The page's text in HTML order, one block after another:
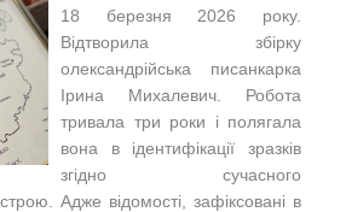
18 березня 2026 року.
Відтворила збірку
олександрійська писанкарка
Ірина Михалевич. Робота
тривала три роки і полягала
вона в ідентифікації зразків
згідно сучасного
Адже відомості, зафіксовані в